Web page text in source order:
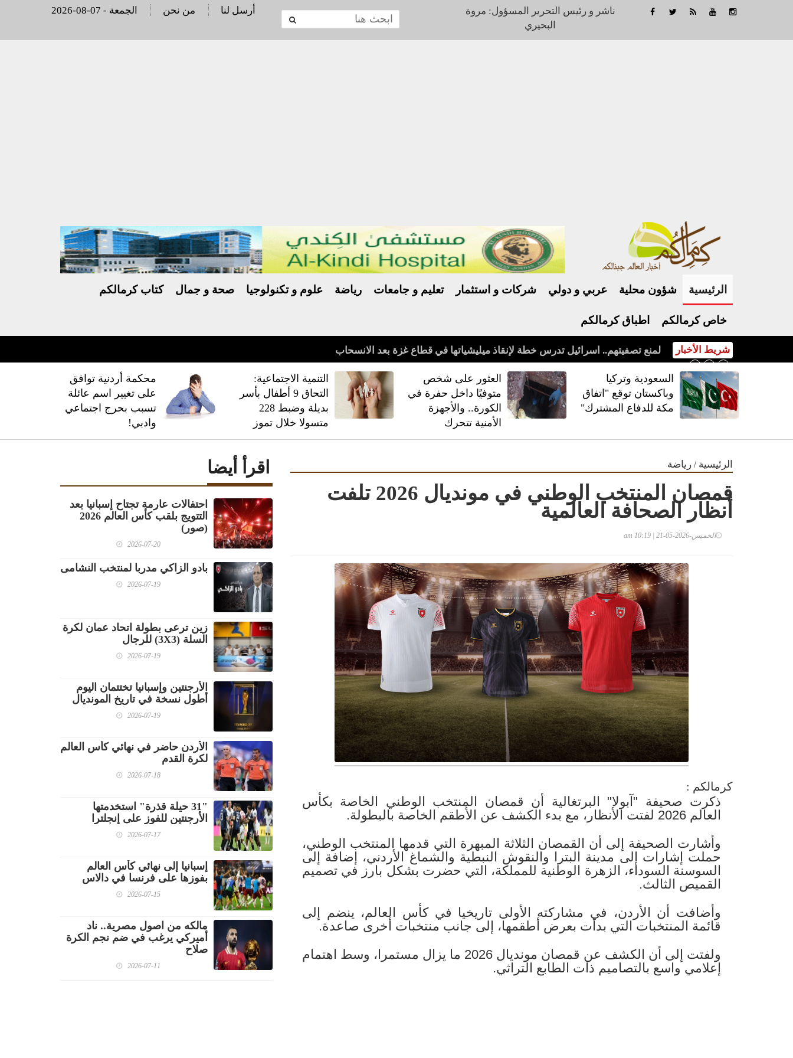
ناشر و رئيس التحرير المسؤول: مروة
البحيري
2026-08-07 - الجمعة من نحن أرسل لنا
الرئيسية شؤون محلية عربي و دولي شركات و استثمار تعليم و جامعات رياضة علوم و تكنولوجيا صحة و جمال كتاب كرمالكم
خاص كرمالكم اطباق كرمالكم
شريط الأخبار السعودية وتركيا وباكستان توقع "اتفاق مكة للدفاع المشترك"
السعودية وتركيا
وباكستان توقع "اتفاق
مكة للدفاع المشترك"
العثور على شخص
متوفيًا داخل حفرة في
الكورة.. والأجهزة
الأمنية تتحرك
‏التنمية الاجتماعية:
التحاق 9 أطفال بأسر
بديلة وضبط 228
متسولا خلال تموز
محكمة أردنية توافق
على تغيير اسم عائلة
تسبب بحرج اجتماعي
وادبي!
الرئيسية / رياضة
قمصان المنتخب الوطني في مونديال 2026 تلفت
أنظار الصحافة العالمية
الخميس-2026-05-21 | 10:19 am
كرمالكم :
ذكرت صحيفة "آبولا" البرتغالية أن قمصان المنتخب الوطني الخاصة بكأس
العالم 2026 لفتت الأنظار، مع بدء الكشف عن الأطقم الخاصة بالبطولة.
وأشارت الصحيفة إلى أن القمصان الثلاثة المبهرة التي قدمها المنتخب الوطني،
حملت إشارات إلى مدينة البترا والنقوش النبطية والشماغ الأردني، إضافة إلى
السوسنة السوداء، الزهرة الوطنية للمملكة، التي حضرت بشكل بارز في تصميم
القميص الثالث.
وأضافت أن الأردن، في مشاركته الأولى تاريخيا في كأس العالم، ينضم إلى
قائمة المنتخبات التي بدأت بعرض أطقمها، إلى جانب منتخبات أخرى صاعدة.
ولفتت إلى أن الكشف عن قمصان مونديال 2026 ما يزال مستمرا، وسط اهتمام
إعلامي واسع بالتصاميم ذات الطابع التراثي.
اقرأ أيضا
احتفالات عارمة تجتاح إسبانيا بعد
التتويج بلقب كأس العالم 2026
(صور)
2026-07-20
بادو الزاكي مدربا لمنتخب النشامى
2026-07-19
زين ترعى بطولة اتحاد عمان لكرة
السلة (3X3) للرجال
2026-07-19
الأرجنتين وإسبانيا تختتمان اليوم
أطول نسخة في تاريخ المونديال
2026-07-19
الأردن حاضر في نهائي كأس العالم
لكرة القدم
2026-07-18
"31 حيلة قذرة" استخدمتها
الأرجنتين للفوز على إنجلترا
2026-07-17
إسبانيا إلى نهائي كأس العالم
بفوزها على فرنسا في دالاس
2026-07-15
مالكه من اصول مصرية.. ناد
أميركي يرغب في ضم نجم الكرة
صلاح
2026-07-11